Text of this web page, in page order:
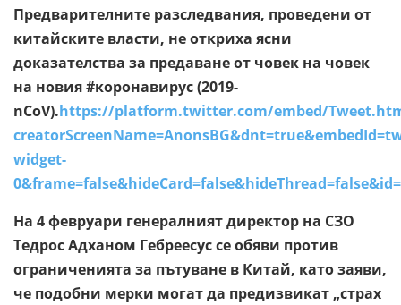
Предварителните разследвания, проведени от
китайските власти, не откриха ясни
доказателства за предаване от човек на човек
на новия #коронавирус (2019-
nCoV).https://platform.twitter.com/embed/
widget-
На 4 февруари генералният директор на СЗО
Тедрос Адханом Гебреесус се обяви против
ограниченията за пътуване в Китай, като заяви,
че подобни мерки могат да предизвикат „страх